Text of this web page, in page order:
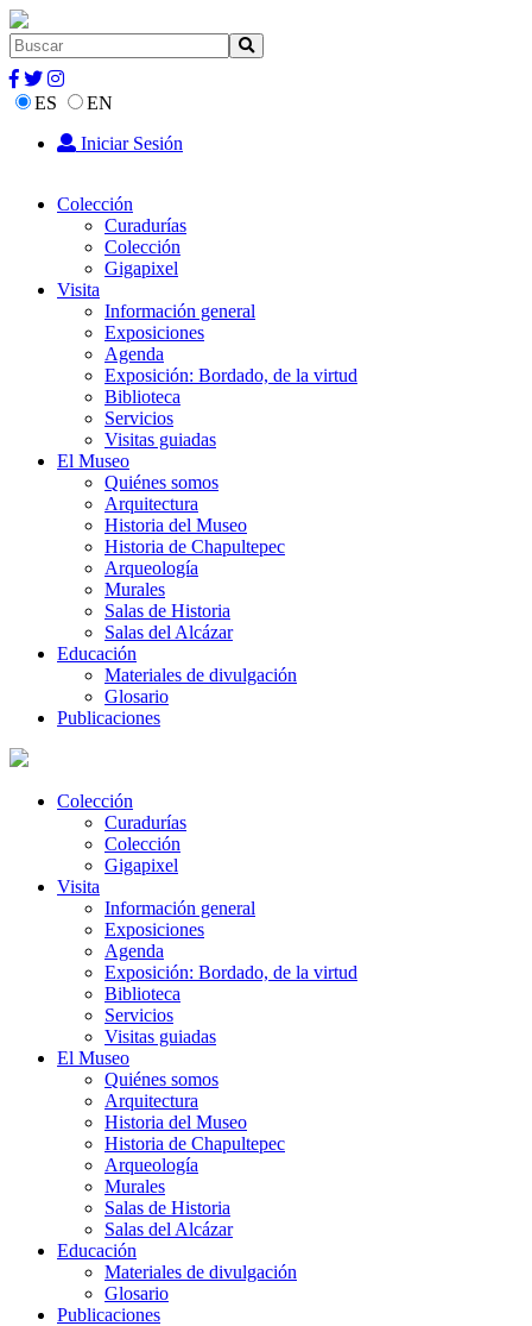
ES
EN
Iniciar Sesión
Colección
Curadurías
Colección
Gigapixel
Visita
Información general
Exposiciones
Agenda
Exposición: Bordado, de la virtud
Biblioteca
Servicios
Visitas guiadas
El Museo
Quiénes somos
Arquitectura
Historia del Museo
Historia de Chapultepec
Arqueología
Murales
Salas de Historia
Salas del Alcázar
Educación
Materiales de divulgación
Glosario
Publicaciones
Colección
Curadurías
Colección
Gigapixel
Visita
Información general
Exposiciones
Agenda
Exposición: Bordado, de la virtud
Biblioteca
Servicios
Visitas guiadas
El Museo
Quiénes somos
Arquitectura
Historia del Museo
Historia de Chapultepec
Arqueología
Murales
Salas de Historia
Salas del Alcázar
Educación
Materiales de divulgación
Glosario
Publicaciones